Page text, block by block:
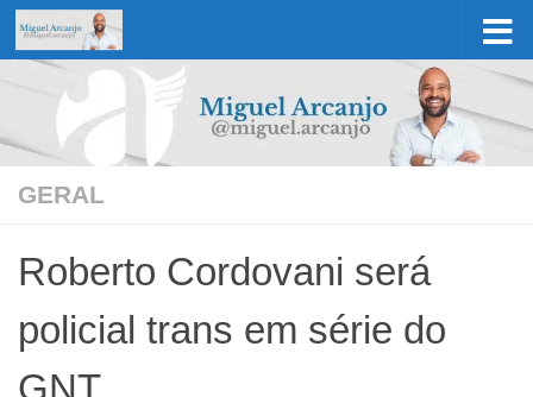
Skip to content
GERAL
Roberto Cordovani será
policial trans em série do